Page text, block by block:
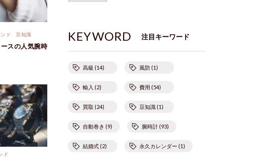
ド 豆知識
スの人気腕時
ド
KEYWORD 注目キーワード
高級 (14) 風防 (1)
輸入 (2) 費用 (54)
買取 (24) 豆知識 (1)
自動巻き (9) 腕時計 (93)
結婚式 (2) 永久カレンダー (1)